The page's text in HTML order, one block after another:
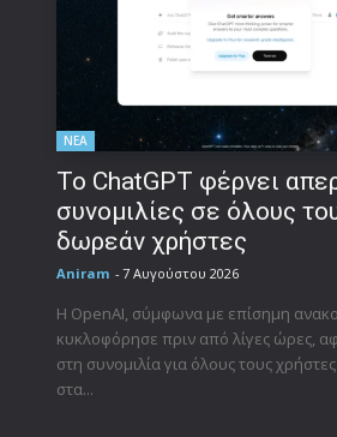
ΝΕΑ
Το ChatGPT φέρνει
συνομιλίες σε όλους
δωρεάν χρήστες
Aniram - 7 Αυγούστου 2026
Η OpenAI, σύμφωνα με επίσημη
κυκλοφόρησε πριν από λίγες ώρες,
στη συνομιλία για όλους τους
στα...